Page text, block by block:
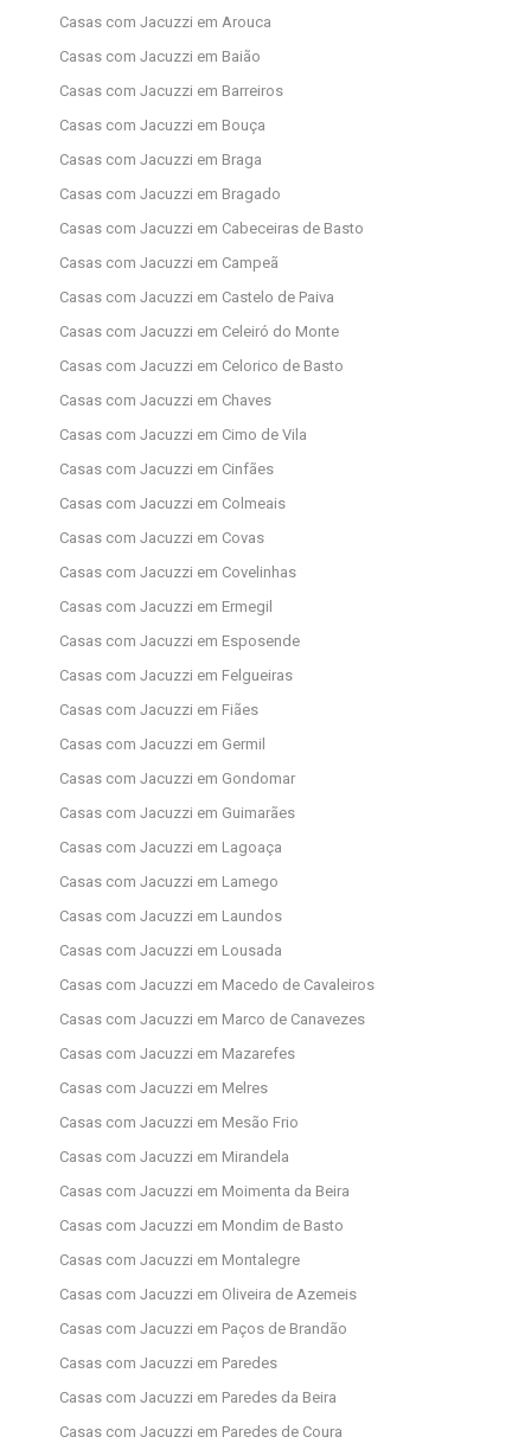
Casas com Jacuzzi em Arouca
Casas com Jacuzzi em Baião
Casas com Jacuzzi em Barreiros
Casas com Jacuzzi em Bouça
Casas com Jacuzzi em Braga
Casas com Jacuzzi em Bragado
Casas com Jacuzzi em Cabeceiras de Basto
Casas com Jacuzzi em Campeã
Casas com Jacuzzi em Castelo de Paiva
Casas com Jacuzzi em Celeiró do Monte
Casas com Jacuzzi em Celorico de Basto
Casas com Jacuzzi em Chaves
Casas com Jacuzzi em Cimo de Vila
Casas com Jacuzzi em Cinfães
Casas com Jacuzzi em Colmeais
Casas com Jacuzzi em Covas
Casas com Jacuzzi em Covelinhas
Casas com Jacuzzi em Ermegil
Casas com Jacuzzi em Esposende
Casas com Jacuzzi em Felgueiras
Casas com Jacuzzi em Fiães
Casas com Jacuzzi em Germil
Casas com Jacuzzi em Gondomar
Casas com Jacuzzi em Guimarães
Casas com Jacuzzi em Lagoaça
Casas com Jacuzzi em Lamego
Casas com Jacuzzi em Laundos
Casas com Jacuzzi em Lousada
Casas com Jacuzzi em Macedo de Cavaleiros
Casas com Jacuzzi em Marco de Canavezes
Casas com Jacuzzi em Mazarefes
Casas com Jacuzzi em Melres
Casas com Jacuzzi em Mesão Frio
Casas com Jacuzzi em Mirandela
Casas com Jacuzzi em Moimenta da Beira
Casas com Jacuzzi em Mondim de Basto
Casas com Jacuzzi em Montalegre
Casas com Jacuzzi em Oliveira de Azemeis
Casas com Jacuzzi em Paços de Brandão
Casas com Jacuzzi em Paredes
Casas com Jacuzzi em Paredes da Beira
Casas com Jacuzzi em Paredes de Coura